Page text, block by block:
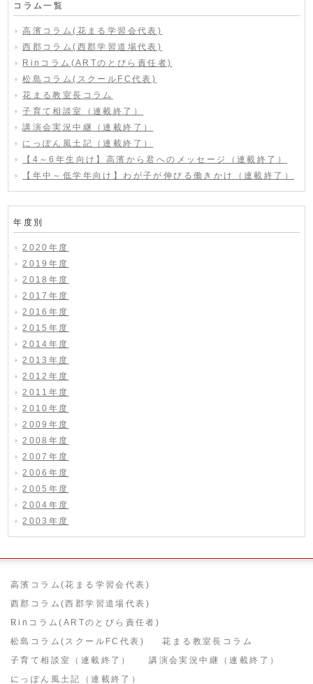
コラム一覧
高濱コラム(花まる学習会代表)
西郡コラム(西郡学習道場代表)
Rinコラム(ARTのとびら責任者)
松島コラム(スクールFC代表)
花まる教室長コラム
子育て相談室（連載終了）
講演会実況中継（連載終了）
にっぽん風土記（連載終了）
【4～6年生向け】高濱から君へのメッセージ（連載終了）
【年中～低学年向け】わが子が伸びる働きかけ（連載終了）
年度別
2020年度
2019年度
2018年度
2017年度
2016年度
2015年度
2014年度
2013年度
2012年度
2011年度
2010年度
2009年度
2008年度
2007年度
2006年度
2005年度
2004年度
2003年度
高濱コラム(花まる学習会代表)
西郡コラム(西郡学習道場代表)
Rinコラム(ARTのとびら責任者)
松島コラム(スクールFC代表)
花まる教室長コラム
子育て相談室（連載終了）
講演会実況中継（連載終了）
にっぽん風土記（連載終了）